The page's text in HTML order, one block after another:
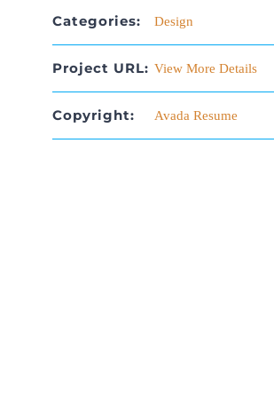
Categories: Design
Project URL: View More Details
Copyright: Avada Resume